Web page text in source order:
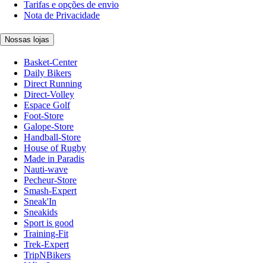
Tarifas e opções de envio
Nota de Privacidade
Nossas lojas
Basket-Center
Daily Bikers
Direct Running
Direct-Volley
Espace Golf
Foot-Store
Galope-Store
Handball-Store
House of Rugby
Made in Paradis
Nauti-wave
Pecheur-Store
Smash-Expert
Sneak'In
Sneakids
Sport is good
Training-Fit
Trek-Expert
TripNBikers